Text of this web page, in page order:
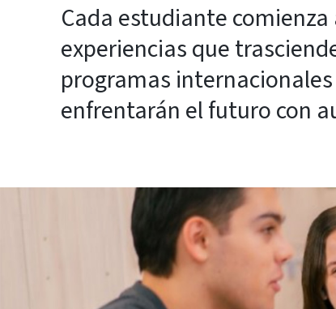
Cada estudiante
experiencias que
programas
enfrentarán el futuro con